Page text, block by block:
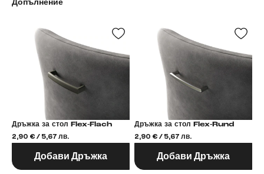
Допълнение
Дръжка за стол Flex-Flach
2,90 € / 5,67 лв.
Добави Дръжка
Дръжка за стол Flex-Rund
2,90 € / 5,67 лв.
Добави Дръжка